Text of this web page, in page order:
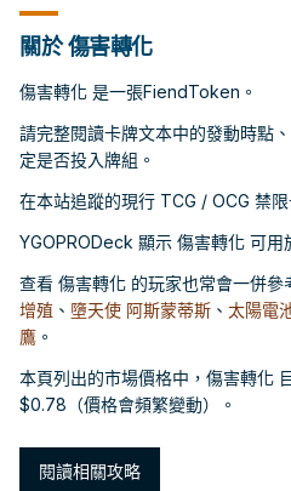
關於 傷害轉化
傷害轉化 是一張FiendToken。
請完整閱讀卡牌文本中的發動時點
定是否投入牌組。
在本站追蹤的現行 TCG / OCG 禁
YGOPRODeck 顯示 傷害轉化 可用
查看 傷害轉化 的玩家也常會一併參
增殖 、 墮天使 阿斯蒙蒂斯 、 太陽電
鷹 。
本頁列出的市場價格中，傷害轉化
$0.78（價格會頻繁變動）。
閱讀相關攻略